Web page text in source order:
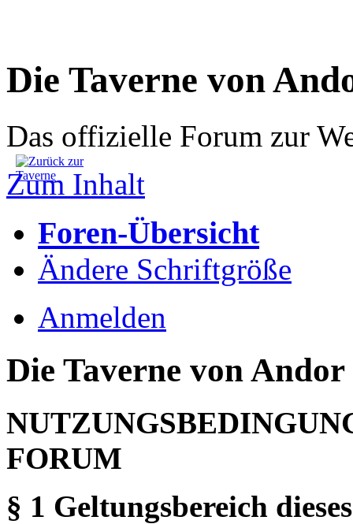
Die Taverne von
Das offizielle Forum zur
Zum Inhalt
Foren-Übersicht
Ändere Schriftgröße
Anmelden
Die Taverne von
FORUM
§ 1 Geltungsbereich